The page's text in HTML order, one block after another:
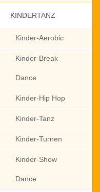
KINDERTANZ
Kinder-Aerobic
Kinder-Break
Dance
Kinder-Hip Hop
Kinder-Tanz
Kinder-Turnen
Kinder-Show
Dance